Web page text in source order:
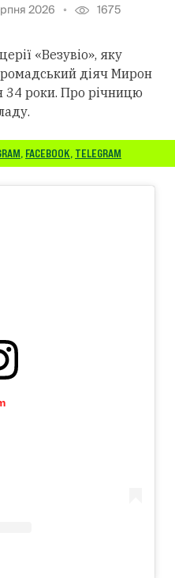
2026 1675
«Везувіо», яку
діяч Мирон
34 роки. Про річницю
, FACEBOOK, TELEGRAM